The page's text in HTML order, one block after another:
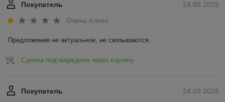
24.05.2025
Покупатель
Очень плохо
Предложение не актуальное, не связываются.
Сделка подтверждена через корзину
24.03.2025
Покупатель